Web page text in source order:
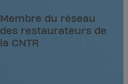
Membre du réseau
des restaurateurs de
la CNTR